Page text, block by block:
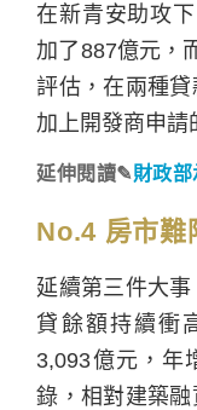
在新青安助攻
加了887億元，
評估，在兩種
加上開發商申請
延伸閱讀✎財政
No.4 房市難
延續第三件大
貸餘額持續衝
3,093億元，年
錄，相對建築融